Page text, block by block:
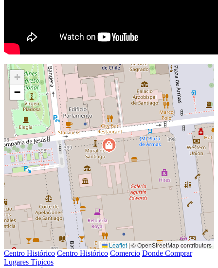
+
−
Leaflet | © OpenStreetMap contributors
Centro Histórico Centro Histórico Comercio Donde Comprar
Lugares Típicos